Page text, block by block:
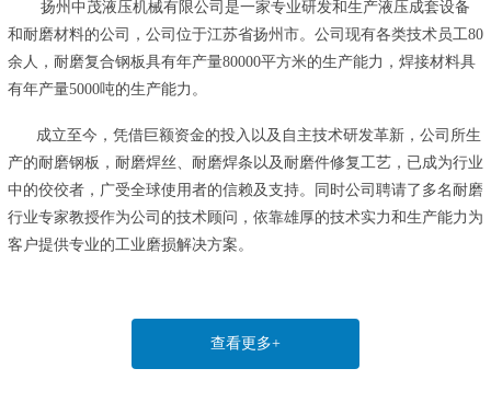
扬州中茂液压机械有限公司是一家专业研发和生产液压成套设备
和耐磨材料的公司，公司位于江苏省扬州市。公司现有各类技术员工80
余人，耐磨复合钢板具有年产量80000平方米的生产能力，焊接材料具
有年产量5000吨的生产能力。
成立至今，凭借巨额资金的投入以及自主技术研发革新，公司所生
产的耐磨钢板，耐磨焊丝、耐磨焊条以及耐磨件修复工艺，已成为行业
中的佼佼者，广受全球使用者的信赖及支持。同时公司聘请了多名耐磨
行业专家教授作为公司的技术顾问，依靠雄厚的技术实力和生产能力为
客户提供专业的工业磨损解决方案。
查看更多+